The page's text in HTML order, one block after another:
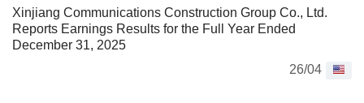
Xinjiang Communications Construction Group Co., Ltd.
Reports Earnings Results for the Full Year Ended
December 31, 2025
26/04